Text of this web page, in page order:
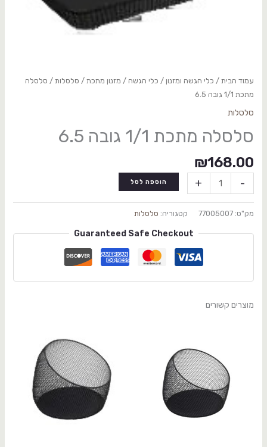
עמוד הבית/ כלי הגשה ומזנון / כלי הגשה / מזנון מתכת/ סלסלות/ סלסלה
מתכת 1/1 גובה 6.5
סלסלות
סלסלה מתכת 1/1 גובה 6.5
₪168.00
-
+ הוספה לסל
מק"ט: 77005007 קטגוריה: סלסלות
Guaranteed Safe Checkout
מוצרים קשורים